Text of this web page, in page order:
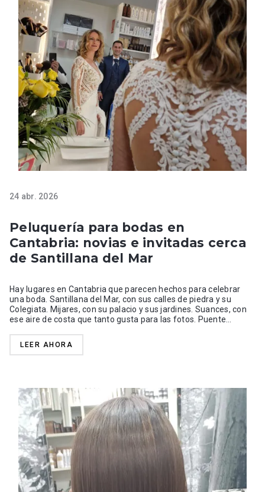
24 abr. 2026
Peluquería para bodas en
Cantabria: novias e invitadas cerca
de Santillana del Mar
Hay lugares en Cantabria que parecen hechos para celebrar
una boda. Santillana del Mar, con sus calles de piedra y su
Colegiata. Mijares, con su palacio y sus jardines. Suances, con
ese aire de costa que tanto gusta para las fotos. Puente
zona tiene algo especial, y cada boda también. Por eso, elegir el
peinado no debería ser una decisión rápida ni improvisada. El
Manuela Diego Peluquería, enSantillana del Mar, ayudamos
a novias, madrinas e invitadas a preparar su look para bodas en
Cantabria, con un trato cercano, asesoramiento personalizado
y la posibilidad de valorar desplazamiento según la zona y las
necesidades del evento.
LEER AHORA